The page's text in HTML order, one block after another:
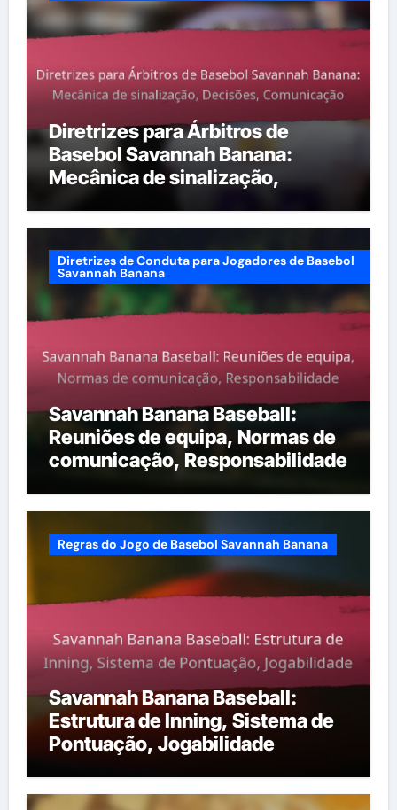
Diretrizes para Árbitros de
Basebol Savannah Banana:
Mecânica de sinalização,
Decisões, Comunicação
Diretrizes de Conduta para Jogadores de Basebol
Savannah Banana
Savannah Banana Baseball:
Reuniões de equipa, Normas de
comunicação, Responsabilidade
Regras do Jogo de Basebol Savannah Banana
Savannah Banana Baseball:
Estrutura de Inning, Sistema de
Pontuação, Jogabilidade